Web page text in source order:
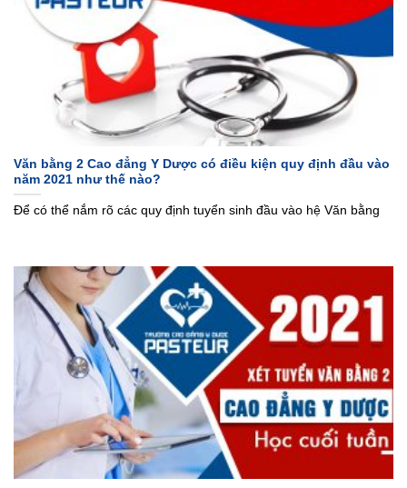
Văn bằng 2 Cao đẳng Y Dược có điều kiện quy định đầu vào
năm 2021 như thế nào?
Để có thể nắm rõ các quy định tuyển sinh đầu vào hệ Văn bằng